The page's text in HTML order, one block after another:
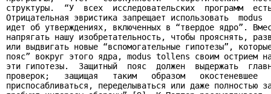
структуры.  “У  всех  исследовательских  программ
Отрицательная эвристика запрещает использовать
идет об утверждениях, включенных в “твердое ядро”.
напрягать нашу изобретательность, чтобы прояснять,
или выдвигать новые “вспомогательные гипотезы”,
пояс” вокруг этого ядра, modus tollens своим острием
эти гипотезы.  Защитный  пояс  должен  выдержать
проверок;   защищая   таким   образом
приспосабливаться, переделываться или даже полностью